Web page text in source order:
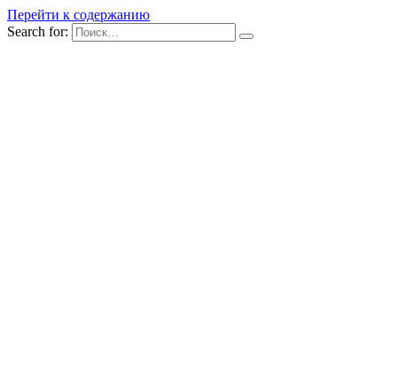
Перейти к содержанию
Search for: